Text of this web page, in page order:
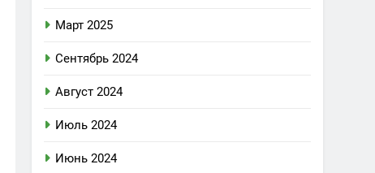
Март 2025
Сентябрь 2024
Август 2024
Июль 2024
Июнь 2024